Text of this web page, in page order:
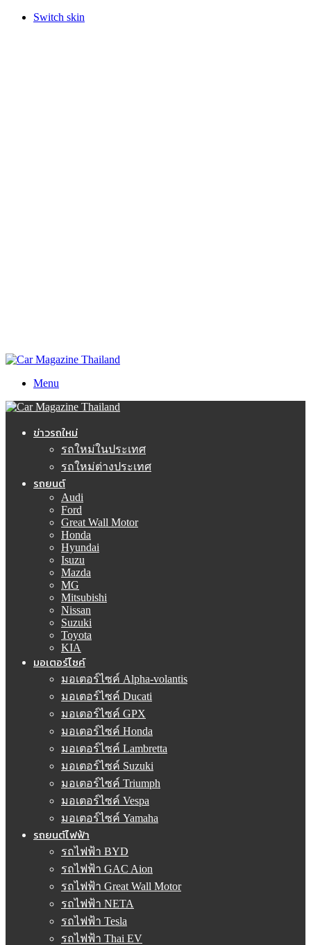
Switch skin
Menu
ข่าวรถใหม่
รถใหม่ในประเทศ
รถใหม่ต่างประเทศ
รถยนต์
Audi
Ford
Great Wall Motor
Honda
Hyundai
Isuzu
Mazda
MG
Mitsubishi
Nissan
Suzuki
Toyota
KIA
มอเตอร์ไซค์
มอเตอร์ไซค์ Alpha-volantis
มอเตอร์ไซค์ Ducati
มอเตอร์ไซค์ GPX
มอเตอร์ไซค์ Honda
มอเตอร์ไซค์ Lambretta
มอเตอร์ไซค์ Suzuki
มอเตอร์ไซค์ Triumph
มอเตอร์ไซค์ Vespa
มอเตอร์ไซค์ Yamaha
รถยนต์ไฟฟ้า
รถไฟฟ้า BYD
รถไฟฟ้า GAC Aion
รถไฟฟ้า Great Wall Motor
รถไฟฟ้า NETA
รถไฟฟ้า Tesla
รถไฟฟ้า Thai EV